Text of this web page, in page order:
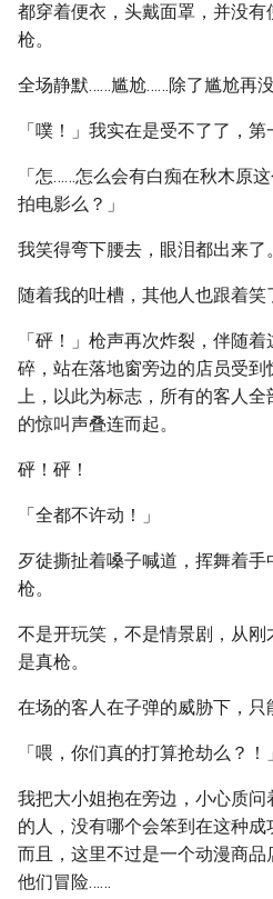
都穿着便衣，头戴面罩，并没
枪。
全场静默……尴尬……除了尴尬再
「噗！」我实在是受不了了，第
「怎……怎么会有白痴在秋木原
拍电影么？」
我笑得弯下腰去，眼泪都出来了。
随着我的吐槽，其他人也跟着笑
「砰！」枪声再次炸裂，伴随
碎，站在落地窗旁边的店员受
上，以此为标志，所有的客人
的惊叫声叠连而起。
砰！砰！
「全都不许动！」
歹徒撕扯着嗓子喊道，挥舞着
枪。
不是开玩笑，不是情景剧，从
是真枪。
在场的客人在子弹的威胁下，只
「喂，你们真的打算抢劫么？！」
我把大小姐抱在旁边，小心质
的人，没有哪个会笨到在这种成
而且，这里不过是一个动漫商
他们冒险……